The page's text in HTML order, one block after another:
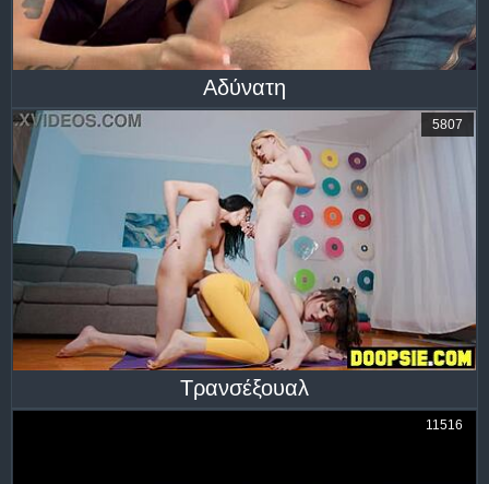
Αδύνατη
5807
Τρανσέξουαλ
11516